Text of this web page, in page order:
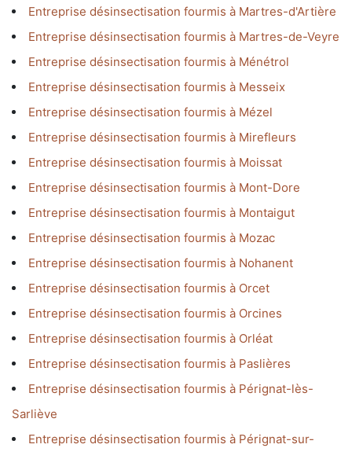
Entreprise désinsectisation fourmis à Martres-d'Artière
Entreprise désinsectisation fourmis à Martres-de-Veyre
Entreprise désinsectisation fourmis à Ménétrol
Entreprise désinsectisation fourmis à Messeix
Entreprise désinsectisation fourmis à Mézel
Entreprise désinsectisation fourmis à Mirefleurs
Entreprise désinsectisation fourmis à Moissat
Entreprise désinsectisation fourmis à Mont-Dore
Entreprise désinsectisation fourmis à Montaigut
Entreprise désinsectisation fourmis à Mozac
Entreprise désinsectisation fourmis à Nohanent
Entreprise désinsectisation fourmis à Orcet
Entreprise désinsectisation fourmis à Orcines
Entreprise désinsectisation fourmis à Orléat
Entreprise désinsectisation fourmis à Paslières
Entreprise désinsectisation fourmis à Pérignat-lès-
Sarliève
Entreprise désinsectisation fourmis à Pérignat-sur-